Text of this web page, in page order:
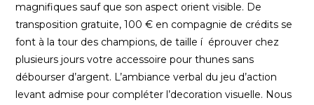
magnifiques sauf que son aspect orient visible. De
transposition gratuite, 100 € en compagnie de crédits se
font à la tour des champions, de taille í éprouver chez
plusieurs jours votre accessoire pour thunes sans
débourser d’argent. L’ambiance verbal du jeu d’action
levant admise pour compléter l’decoration visuelle. Nous